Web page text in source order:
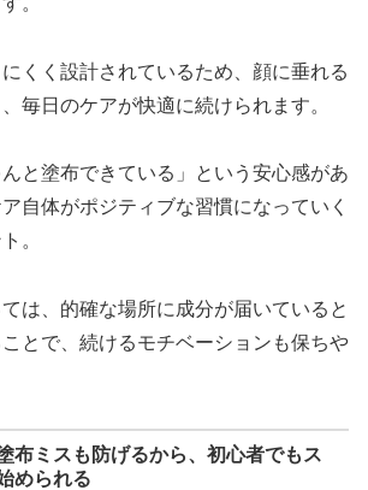
くく設計されているため、顔に垂れる
毎日のケアが快適に続けられます。
と塗布できている」という安心感があ
自体がポジティブな習慣になっていく
。
は、的確な場所に成分が届いていると
とで、続けるモチベーションも保ちや
布ミスも防げるから、初心者でもス
められる